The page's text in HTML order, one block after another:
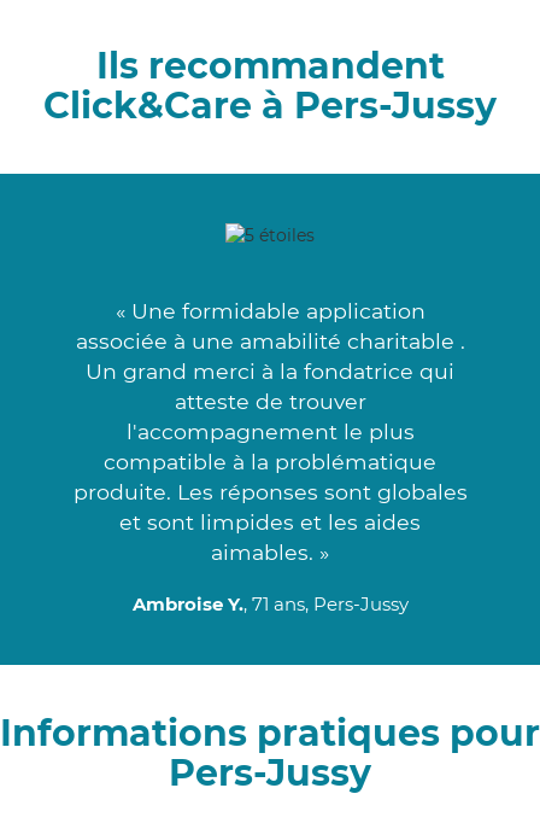
Ils recommandent
Click&Care à Pers-Jussy
« Une formidable application
associée à une amabilité charitable .
Un grand merci à la fondatrice qui
atteste de trouver
l'accompagnement le plus
compatible à la problématique
produite. Les réponses sont globales
et sont limpides et les aides
aimables. »
Ambroise Y., 71 ans, Pers-Jussy
Informations pratiques pour
Pers-Jussy